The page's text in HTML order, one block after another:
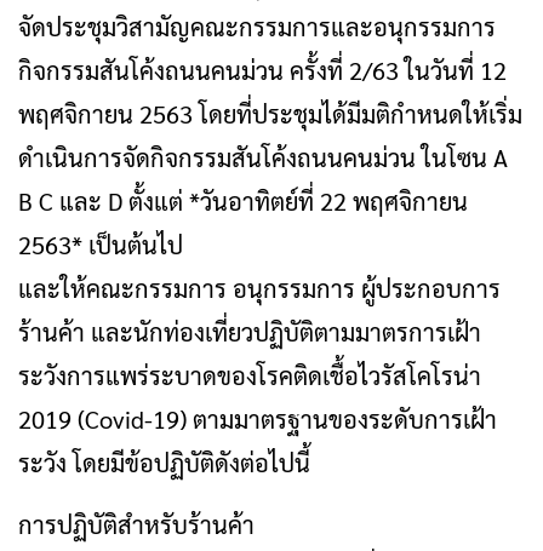
จัดประชุมวิสามัญคณะกรรมการและอนุกรรมการ
กิจกรรมสันโค้งถนนคนม่วน ครั้งที่ 2/63 ในวันที่ 12
พฤศจิกายน 2563 โดยที่ประชุมได้มีมติกำหนดให้เริ่ม
ดำเนินการจัดกิจกรรมสันโค้งถนนคนม่วน ในโซน A
B C และ D ตั้งแต่ *วันอาทิตย์ที่ 22 พฤศจิกายน
2563* เป็นต้นไป
และให้คณะกรรมการ อนุกรรมการ ผู้ประกอบการ
ร้านค้า และนักท่องเที่ยวปฏิบัติตามมาตรการเฝ้า
ระวังการแพร่ระบาดของโรคติดเชื้อไวรัสโคโรน่า
2019 (Covid-19) ตามมาตรฐานของระดับการเฝ้า
ระวัง โดยมีข้อปฏิบัติดังต่อไปนี้
การปฏิบัติสำหรับร้านค้า